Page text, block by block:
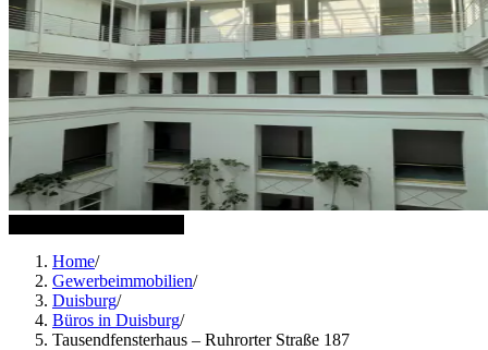
Home/
Gewerbeimmobilien/
Duisburg/
Büros in Duisburg/
Tausendfensterhaus – Ruhrorter Straße 187